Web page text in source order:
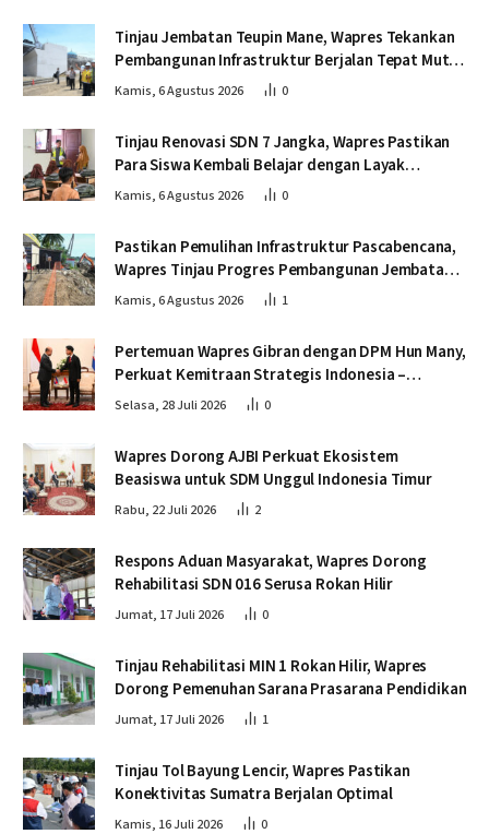
Tinjau Jembatan Teupin Mane, Wapres Tekankan
Pembangunan Infrastruktur Berjalan Tepat Mutu
dan Tepat Waktu
Kamis, 6 Agustus 2026 0
Tinjau Renovasi SDN 7 Jangka, Wapres Pastikan
Para Siswa Kembali Belajar dengan Layak
Pascabencana
Kamis, 6 Agustus 2026 0
Pastikan Pemulihan Infrastruktur Pascabencana,
Wapres Tinjau Progres Pembangunan Jembatan
Krueng Tingkeum Bireuen
Kamis, 6 Agustus 2026 1
Pertemuan Wapres Gibran dengan DPM Hun Many,
Perkuat Kemitraan Strategis Indonesia –
Kamboja
Selasa, 28 Juli 2026 0
Wapres Dorong AJBI Perkuat Ekosistem
Beasiswa untuk SDM Unggul Indonesia Timur
Rabu, 22 Juli 2026 2
Respons Aduan Masyarakat, Wapres Dorong
Rehabilitasi SDN 016 Serusa Rokan Hilir
Jumat, 17 Juli 2026 0
Tinjau Rehabilitasi MIN 1 Rokan Hilir, Wapres
Dorong Pemenuhan Sarana Prasarana Pendidikan
Jumat, 17 Juli 2026 1
Tinjau Tol Bayung Lencir, Wapres Pastikan
Konektivitas Sumatra Berjalan Optimal
Kamis, 16 Juli 2026 0